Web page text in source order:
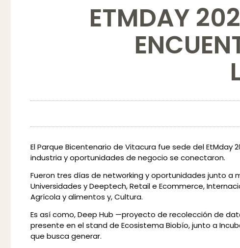
ETMDAY
El Parque Bicentenario de Vitacura fue sede del
industria y oportunidades de negocio se conectaron.
Fueron tres días de networking y oportunidades junto a
Universidades y Deeptech, Retail e Ecommerce,
Agrícola y alimentos y, Cultura.
Es así como, Deep Hub —proyecto de recolección de
presente en el stand de Ecosistema Biobío, junto a
que busca generar.